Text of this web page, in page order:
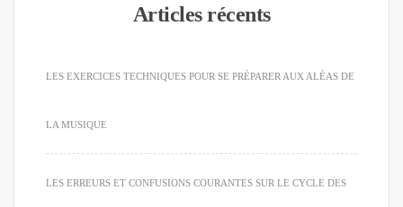
Articles récents
LES EXERCICES TECHNIQUES POUR SE PRÉPARER AUX ALÉAS DE
LA MUSIQUE
LES ERREURS ET CONFUSIONS COURANTES SUR LE CYCLE DES